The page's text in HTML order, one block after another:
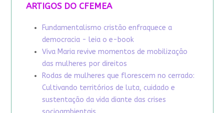
ARTIGOS DO CFEMEA
Fundamentalismo cristão enfraquece a
democracia - leia o e-book
Viva Maria revive momentos de mobilização
das mulheres por direitos
Rodas de mulheres que florescem no cerrado:
Cultivando territórios de luta, cuidado e
sustentação da vida diante das crises